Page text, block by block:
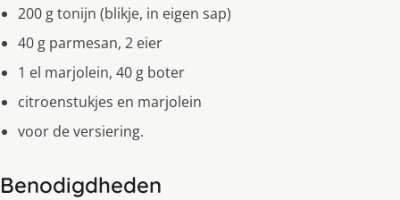
200 g tonijn (blikje, in eigen sap)
40 g parmesan, 2 eier
1 el marjolein, 40 g boter
citroenstukjes en marjolein
voor de versiering.
Benodigdheden